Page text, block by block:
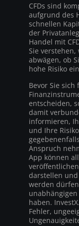
CFDs sind
aufgrund des
schnellen
der
Handel mit
Sie
abwägen, ob
hohe Risiko
Bevor Sie
entscheiden,
damit
informieren,
und Ihre
Anspruch
App können
darstellen
werden
haben.
Fehler,